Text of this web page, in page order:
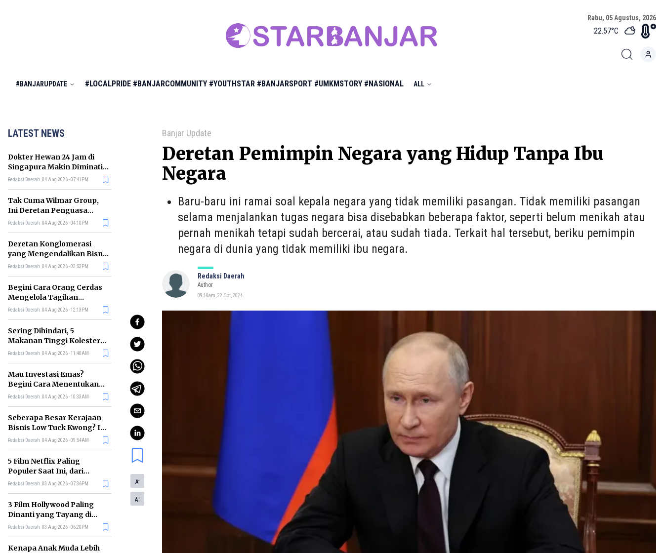
Rabu, 05 Agustus, 2026
22.57°C
#BANJARUPDATE #LOCALPRIDE #BANJARCOMMUNITY #YOUTHSTAR #BANJARSPORT #UMKMSTORY #NASIONAL ALL
LATEST NEWS
Dokter Hewan 24 Jam di
Singapura Makin Diminati,
Ini Alasannya
Redaksi Daerah 04 Aug 2026 - 07:41PM
Tak Cuma Wilmar Group,
Ini Deretan Penguasa
Bisnis Beras di Indonesia
Redaksi Daerah 04 Aug 2026 - 04:10PM
Deretan Konglomerasi
yang Mengendalikan Bisnis
Media Nasional, Siapa Saja?
Redaksi Daerah 04 Aug 2026 - 02:52PM
Begini Cara Orang Cerdas
Mengelola Tagihan
Bulanan agar Bebas Telat
Redaksi Daerah 04 Aug 2026 - 12:13PM
Sering Dihindari, 5
Makanan Tinggi Kolesterol
Ini Ternyata Menyehatkan
Redaksi Daerah 04 Aug 2026 - 11:40AM
Mau Investasi Emas?
Begini Cara Menentukan
Waktu Terbaik untuk
Redaksi Daerah 04 Aug 2026 - 10:33AM
Seberapa Besar Kerajaan
Bisnis Low Tuck Kwong? Ini
Pohon Usaha Pemilik BYAN
Redaksi Daerah 04 Aug 2026 - 09:54AM
5 Film Netflix Paling
Populer Saat Ini, dari
Thriller hingga Drama Seru
Redaksi Daerah 03 Aug 2026 - 07:36PM
3 Film Hollywood Paling
Dinanti yang Tayang di
Bioskop Agustus 2026
Redaksi Daerah 03 Aug 2026 - 06:20PM
Kenapa Anak Muda Lebih
Banjar Update
Deretan Pemimpin Negara yang Hidup Tanpa Ibu
Negara
Baru-baru ini ramai soal kepala negara yang tidak memiliki pasangan. Tidak memiliki pasangan
selama menjalankan tugas negara bisa disebabkan beberapa faktor, seperti belum menikah atau
pernah menikah tetapi sudah bercerai, atau sudah tiada. Terkait hal tersebut, beriku pemimpin
negara di dunia yang tidak memiliki ibu negara.
Redaksi Daerah
Author
09:10am, 22 Oct, 2024
A-
A+